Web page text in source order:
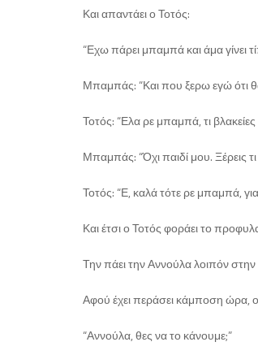
Και απαντάει ο Τοτός:
“Εχω πάρει μπαμπά και άμα γίνει
Μπαμπάς: “Και που ξερω εγώ ότι
Τοτός: “Ελα ρε μπαμπά, τι
Μπαμπάς: “Όχι παιδί μου. Ξέρεις
Τοτός: “Ε, καλά τότε ρε μπαμπά,
Και έτσι ο Τοτός φοράει το
Την πάει την Αννούλα λοιπόν στην
Αφού έχει περάσει κάμποση ώρα,
“Αννούλα, θες να το κάνουμε;”